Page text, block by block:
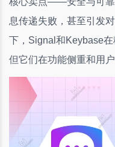
息传递失败，甚至引发
下，Signal和Keybase在
但它们在功能侧重和用